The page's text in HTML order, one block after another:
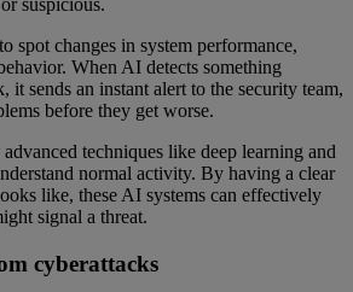
suspicious.
spot changes in system performance,
When AI detects something
it sends an instant alert to the security team,
before they get worse.
techniques like deep learning and
normal activity. By having a clear
like, these AI systems can effectively
signal a threat.
cyberattacks